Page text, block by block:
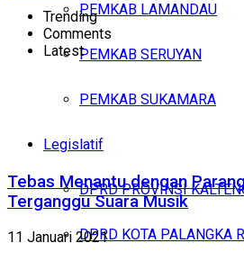
PEMKAB LAMANDAU
PEMKAB SERUYAN
PEMKAB SUKAMARA
Legislatif
DPRD PROVINSI
DPRD KOTA PALANGKA
Trending
Comments
Latest
Tebas Menantu dengan
Terganggu Suara Musik
11 Januari 2021